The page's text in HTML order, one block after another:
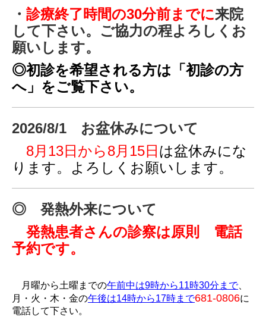
・ 診療終了時間の30分前までに来院
して下さい。ご協力の程よろしくお
願いします。
◎初診を希望される方は「初診の方
へ」をご覧下さい。
2026/8/1 お盆休みについて
8月13日から8月15日は盆休みにな
ります。よろしくお願いします。
◎ 発熱外来について
発熱患者さんの診察は原則 電話
予約です。
月曜から土曜までの午前中は9時から11時30分まで、
月・火・木・金の午後は14時から17時まで681-0806に
電話して下さい。